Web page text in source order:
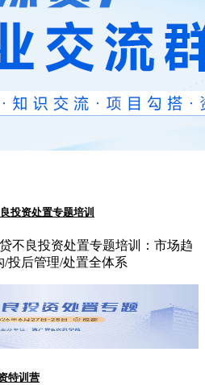
投资处置专题培训
贷不良投资处置专题培训：市场趋
投后管理/处置全体系
特训营